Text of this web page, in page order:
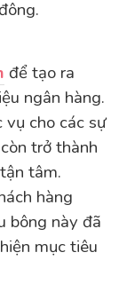
để tạo ra
ngân hàng.
vụ cho các sự
trở thành
tâm.
hàng
bông này đã
mục tiêu